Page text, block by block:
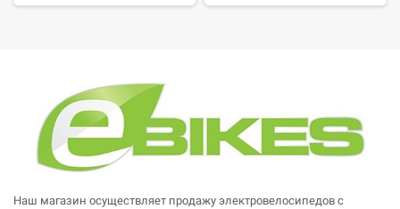
Наш магазин осуществляет продажу электровелосипедов с